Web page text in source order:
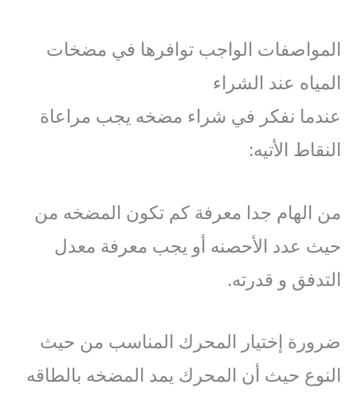
المواصفات الواجب توافرها في مضخات
المياه عند الشراء
عندما نفكر في شراء مضخه يجب مراعاة
النقاط الأتيه:
من الهام جدا معرفة كم تكون المضخه من
حيث عدد الأحصنه أو يجب معرفة معدل
التدفق و قدرته.
ضرورة إختيار المحرك المناسب من حيث
النوع حيث أن المحرك يمد المضخه بالطاقه